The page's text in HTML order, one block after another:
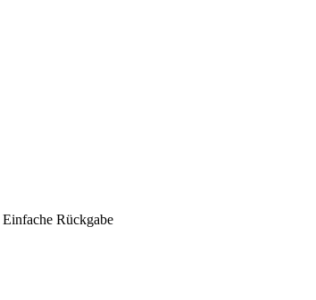
Einfache Rückgabe